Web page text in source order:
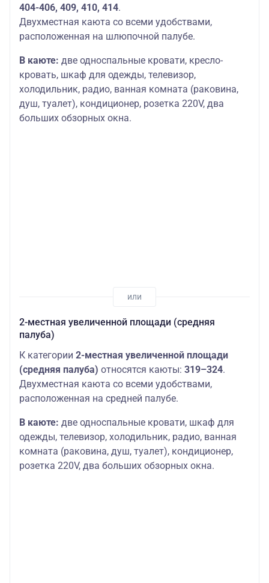
404-406, 409, 410, 414.
Двухместная каюта со всеми удобствами,
расположенная на шлюпочной палубе.
В каюте: две односпальные кровати, кресло-
кровать, шкаф для одежды, телевизор,
холодильник, радио, ванная комната (раковина,
душ, туалет), кондиционер, розетка 220V, два
больших обзорных окна.
2-местная увеличенной площади (средняя
палуба)
К категории 2-местная увеличенной площади
(средняя палуба) относятся каюты: 319–324.
Двухместная каюта со всеми удобствами,
расположенная на средней палубе.
В каюте: две односпальные кровати, шкаф для
одежды, телевизор, холодильник, радио, ванная
комната (раковина, душ, туалет), кондиционер,
розетка 220V, два больших обзорных окна.